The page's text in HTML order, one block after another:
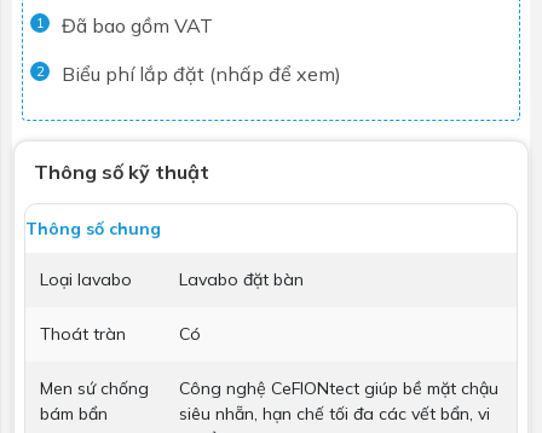
1 Đã bao gồm VAT
2 Biểu phí lắp đặt (nhấp để xem)
Thông số kỹ thuật
Thông số chung
Loại lavabo Lavabo đặt bàn
Thoát tràn Có
Men sứ chống
bám bẩn
Công nghệ CeFIONtect giúp bề mặt chậu
siêu nhẵn, hạn chế tối đa các vết bẩn, vi